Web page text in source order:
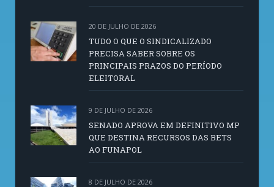
20 DE JULHO DE 2026
TUDO O QUE O SINDICALIZADO
PRECISA SABER SOBRE OS
PRINCIPAIS PRAZOS DO PERÍODO
ELEITORAL
9 DE JULHO DE 2026
SENADO APROVA EM DEFINITIVO MP
QUE DESTINA RECURSOS DAS BETS
AO FUNAPOL
8 DE JULHO DE 2026